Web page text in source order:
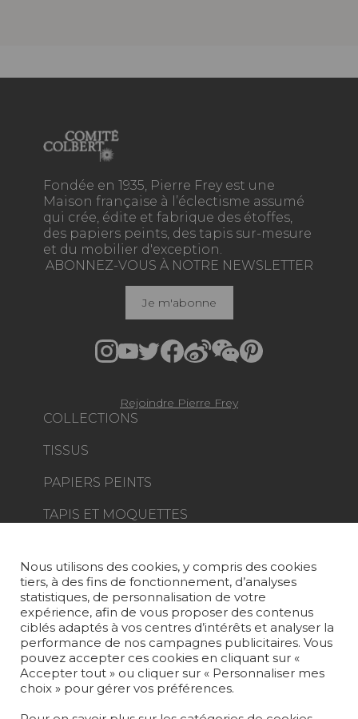
Fondée en 1935, Pierre Frey est une
Maison française à l’éclectisme assumé
qui crée, édite et fabrique des étoffes,
des papiers peints, des tapis sur-mesure
et du mobilier d'exception.
COLLECTIONS
TISSUS
PAPIERS PEINTS
TAPIS ET MOQUETTES
PROJETS
SUR-MESURE
MAGAZINE
LA MAISON
OÙ NOUS TROUVER ?
ABONNEZ-VOUS À NOTRE NEWSLETTER
Je m'abonne
Rejoindre Pierre Frey
Nous utilisons des cookies, y compris des cookies
tiers, à des fins de fonctionnement, d’analyses
statistiques, de personnalisation de votre
expérience, afin de vous proposer des contenus
ciblés adaptés à vos centres d’intérêts et analyser la
performance de nos campagnes publicitaires. Vous
pouvez accepter ces cookies en cliquant sur «
Accepter tout » ou cliquer sur « Personnaliser mes
choix » pour gérer vos préférences.